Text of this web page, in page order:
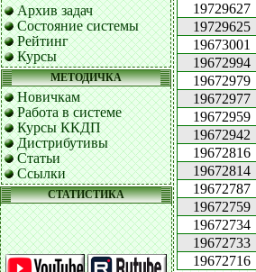
Архив задач
Состояние системы
Рейтинг
Курсы
МЕТОДИЧКА
Новичкам
Работа в системе
Курсы ККДП
Дистрибутивы
Статьи
Ссылки
СТАТИСТИКА
19729627
19729625
19673001
19672994
19672979
19672977
19672959
19672942
19672816
19672814
19672787
19672759
19672734
19672733
19672716